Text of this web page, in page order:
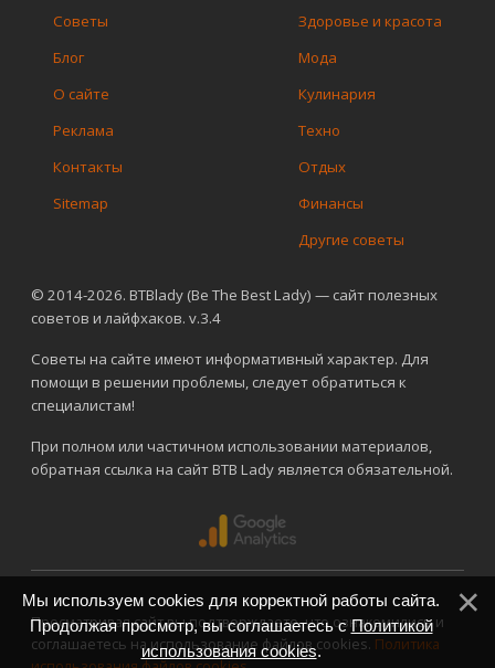
© 2014-2026. BTBlady (Be The Best Lady) — сайт полезных
советов и лайфхаков. v.3.4
Советы на сайте имеют информативный характер. Для
помощи в решении проблемы, следует обратиться к
специалистам!
При полном или частичном использовании материалов,
обратная ссылка на сайт BTB Lady является обязательной.
Советы
Блог
О сайте
Реклама
Контакты
Sitemap
Здоровье и красота
Мода
Кулинария
Техно
Отдых
Финансы
Другие советы
Просматривая сайт вы подтверждаете, что ознакомились и
соглашаетесь на использование файлов cookies. Политика
Мы используем cookies для корректной работы сайта.
Продолжая просмотр, вы соглашаетесь сПолитикой
использования cookies.